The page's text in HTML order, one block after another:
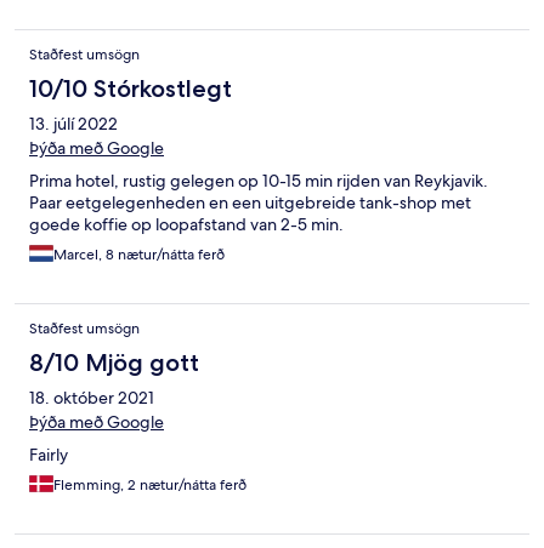
Staðfest umsögn
10/10 Stórkostlegt
13. júlí 2022
Þýða með Google
Prima hotel, rustig gelegen op 10-15 min rijden van Reykjavik.
Paar eetgelegenheden en een uitgebreide tank-shop met
goede koffie op loopafstand van 2-5 min.
Marcel, 8 nætur/nátta ferð
Staðfest umsögn
8/10 Mjög gott
18. október 2021
Þýða með Google
Fairly
Flemming, 2 nætur/nátta ferð